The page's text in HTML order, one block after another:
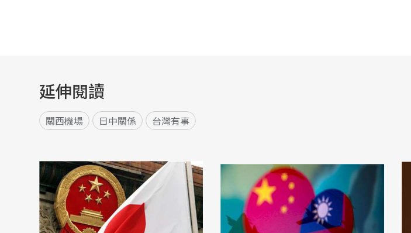
延伸閱讀
關西機場 日中關係 台灣有事